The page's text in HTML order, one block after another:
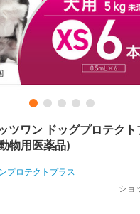
ツワン ドッグプロテク
物用医薬品)
プロテクトプラス
ショ